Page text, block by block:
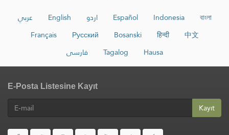
عربي English اردو Español Indonesia
বাংলা
Français
Русский Bosanski हिन्दी
中文
فارسی
Tagalog Hausa
E-Posta Listesine Kayıt
Kayıt